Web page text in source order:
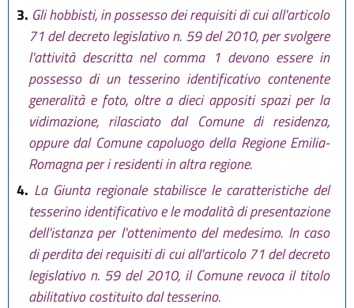
3. Gli hobbisti, in possesso dei requisiti di cui all'articolo
71 del decreto legislativo n. 59 del 2010, per svolgere
l'attività descritta nel comma 1 devono essere in
possesso di un tesserino identificativo contenente
generalità e foto, oltre a dieci appositi spazi per la
vidimazione, rilasciato dal Comune di residenza,
oppure dal Comune capoluogo della Regione Emilia-
Romagna per i residenti in altra regione.
4. La Giunta regionale stabilisce le caratteristiche del
tesserino identificativo e le modalità di presentazione
dell'istanza per l'ottenimento del medesimo. In caso
di perdita dei requisiti di cui all'articolo 71 del decreto
legislativo n. 59 del 2010, il Comune revoca il titolo
abilitativo costituito dal tesserino.